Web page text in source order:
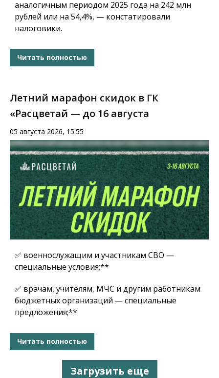
аналогичным периодом 2025 года на 242 млн
рублей или на 54,4%, — констатировали
налоговики.
Читать полностью
Летний марафон скидок в ГК
«Расцветай — до 16 августа
05 августа 2026, 15:55
✅ военнослужащим и участникам СВО —
специальные условия;**
✅ врачам, учителям, МЧС и другим работникам
бюджетных организаций — специальные
предложения;**
Читать полностью
Загрузить еще